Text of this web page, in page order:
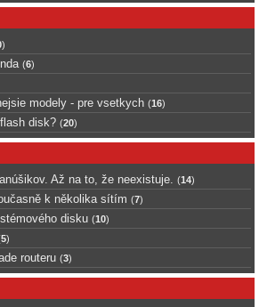
)
(6)
modely - pre vsetkych (16)
disk? (20)
Až na to, že neexistuje. (14)
k několika sítím (7)
disku (10)
5)
routeru (3)